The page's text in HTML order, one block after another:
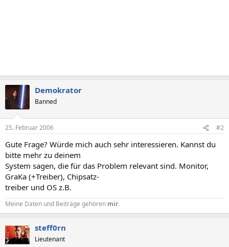
Demokrator
Banned
25. Februar 2006 #2
Gute Frage? Würde mich auch sehr interessieren. Kannst du
bitte mehr zu deinem
System sagen, die für das Problem relevant sind. Monitor,
GraKa (+Treiber), Chipsatz-
treiber und OS z.B.
Meine Daten und Beiträge gehören mir.
steff0rn
Lieutenant